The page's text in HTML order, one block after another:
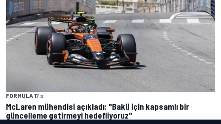
FORMULA 17 s
McLaren mühendisi açıkladı: "Bakü için kapsamlı bir
güncelleme getirmeyi hedefliyoruz"